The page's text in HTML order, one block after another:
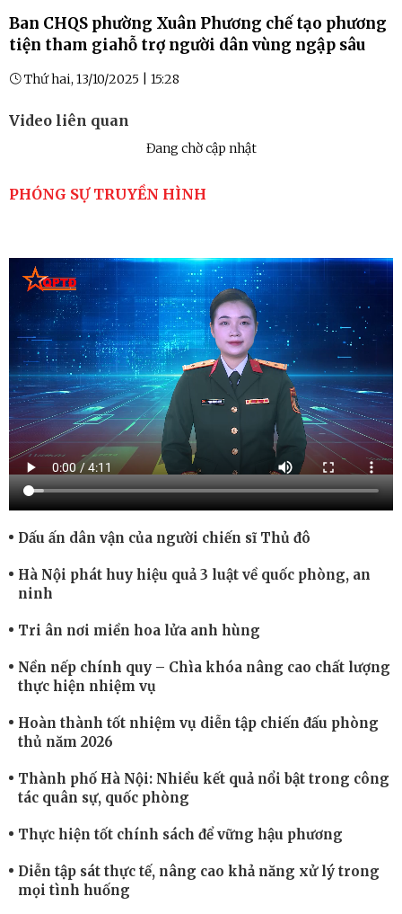
Ban CHQS phường Xuân Phương chế tạo phương
tiện tham giahỗ trợ người dân vùng ngập sâu
Thứ hai, 13/10/2025 | 15:28
Video liên quan
Đang chờ cập nhật
PHÓNG SỰ TRUYỀN HÌNH
Dấu ấn dân vận của người chiến sĩ Thủ đô
Hà Nội phát huy hiệu quả 3 luật về quốc phòng, an
ninh
Tri ân nơi miền hoa lửa anh hùng
Nền nếp chính quy – Chìa khóa nâng cao chất lượng
thực hiện nhiệm vụ
Hoàn thành tốt nhiệm vụ diễn tập chiến đấu phòng
thủ năm 2026
Thành phố Hà Nội: Nhiều kết quả nổi bật trong công
tác quân sự, quốc phòng
Thực hiện tốt chính sách để vững hậu phương
Diễn tập sát thực tế, nâng cao khả năng xử lý trong
mọi tình huống